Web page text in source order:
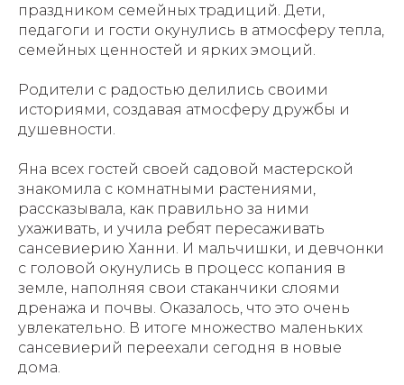
праздником семейных традиций. Дети,
педагоги и гости окунулись в атмосферу тепла,
семейных ценностей и ярких эмоций.
Родители с радостью делились своими
историями, создавая атмосферу дружбы и
душевности.
Яна всех гостей своей садовой мастерской
знакомила с комнатными растениями,
рассказывала, как правильно за ними
ухаживать, и учила ребят пересаживать
сансевиерию Ханни. И мальчишки, и девчонки
с головой окунулись в процесс копания в
земле, наполняя свои стаканчики слоями
дренажа и почвы. Оказалось, что это очень
увлекательно. В итоге множество маленьких
сансевиерий переехали сегодня в новые
дома.